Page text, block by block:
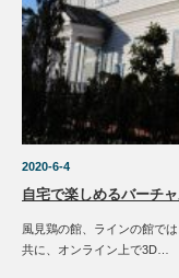
2020-6-4
自宅で楽しめるバーチ
風見鶏の館、ラインの館で
共に、オンライン上で3D…